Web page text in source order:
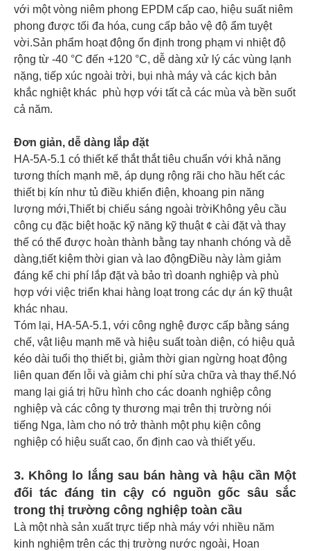
với một vòng niêm phong EPDM cấp cao, hiệu suất niêm
phong được tối đa hóa, cung cấp bảo vệ độ ẩm tuyệt
vời.Sản phẩm hoạt động ổn định trong phạm vi nhiệt độ
rộng từ -40 °C đến +120 °C, dễ dàng xử lý các vùng lạnh
nặng, tiếp xúc ngoài trời, bụi nhà máy và các kịch bản
khắc nghiệt khác ️ phù hợp với tất cả các mùa và bền suốt
cả năm.
Đơn giản, dễ dàng lắp đặt
HA-5A-5.1 có thiết kế thắt thắt tiêu chuẩn với khả năng
tương thích mạnh mẽ, áp dụng rộng rãi cho hầu hết các
thiết bị kín như tủ điều khiển điện, khoang pin năng
lượng mới,Thiết bị chiếu sáng ngoài trờiKhông yêu cầu
công cụ đặc biệt hoặc kỹ năng kỹ thuật ¢ cài đặt và thay
thế có thể được hoàn thành bằng tay nhanh chóng và dễ
dàng,tiết kiệm thời gian và lao độngĐiều này làm giảm
đáng kể chi phí lắp đặt và bảo trì doanh nghiệp và phù
hợp với việc triển khai hàng loạt trong các dự án kỹ thuật
khác nhau.
Tóm lại, HA-5A-5.1, với công nghệ được cấp bằng sáng
chế, vật liệu mạnh mẽ và hiệu suất toàn diện, có hiệu quả
kéo dài tuổi thọ thiết bị, giảm thời gian ngừng hoạt động
liên quan đến lỗi và giảm chi phí sửa chữa và thay thế.Nó
mang lại giá trị hữu hình cho các doanh nghiệp công
nghiệp và các công ty thương mại trên thị trường nói
tiếng Nga, làm cho nó trở thành một phụ kiện công
nghiệp có hiệu suất cao, ổn định cao và thiết yếu.
3. Không lo lắng sau bán hàng và hậu cần Một
đối tác đáng tin cậy có nguồn gốc sâu sắc
trong thị trường công nghiệp toàn cầu
Là một nhà sản xuất trực tiếp nhà máy với nhiều năm
kinh nghiệm trên các thị trường nước ngoài, Hoan